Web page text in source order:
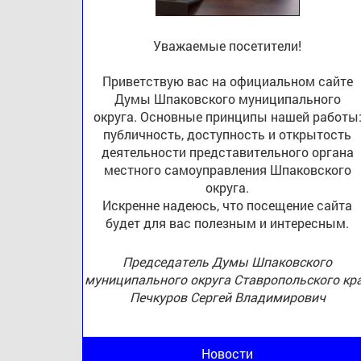
Уважаемые посетители!
Приветствую вас на официальном сайте
Думы Шпаковского муниципального
округа. Основные принципы нашей работы:
публичность, доступность и открытость
деятельности представительного органа
местного самоуправления Шпаковского
округа.
Искренне надеюсь, что посещение сайта
будет для вас полезным и интересным.
Председатель Думы Шпаковского
муниципального округа Ставропольского
Печкуров Сергей Владимирович
Новости